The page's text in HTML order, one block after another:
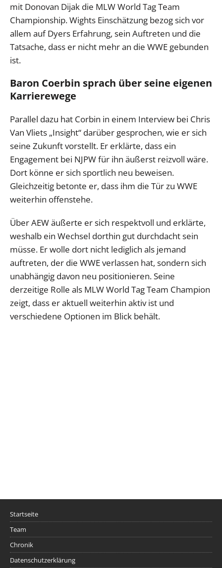
mit Donovan Dijak die MLW World Tag Team
Championship. Wights Einschätzung bezog sich vor
allem auf Dyers Erfahrung, sein Auftreten und die
Tatsache, dass er nicht mehr an die WWE gebunden
ist.
Baron Coerbin sprach über seine eigenen
Karrierewege
Parallel dazu hat Corbin in einem Interview bei Chris
Van Vliets „Insight“ darüber gesprochen, wie er sich
seine Zukunft vorstellt. Er erklärte, dass ein
Engagement bei NJPW für ihn äußerst reizvoll wäre.
Dort könne er sich sportlich neu beweisen.
Gleichzeitig betonte er, dass ihm die Tür zu WWE
weiterhin offenstehe.
Über AEW äußerte er sich respektvoll und erklärte,
weshalb ein Wechsel dorthin gut durchdacht sein
müsse. Er wolle dort nicht lediglich als jemand
auftreten, der die WWE verlassen hat, sondern sich
unabhängig davon neu positionieren. Seine
derzeitige Rolle als MLW World Tag Team Champion
zeigt, dass er aktuell weiterhin aktiv ist und
verschiedene Optionen im Blick behält.
Startseite
Team
Chronik
Datenschutzerklärung